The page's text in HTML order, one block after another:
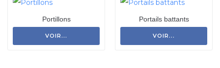
Portillons
VOIR...
Portails battants
VOIR...